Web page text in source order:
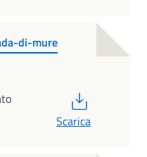
di-mure
Scarica